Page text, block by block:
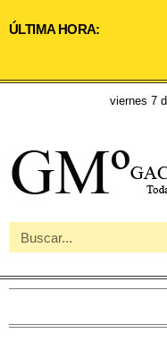
ÚLTIMA HORA:
viernes 7